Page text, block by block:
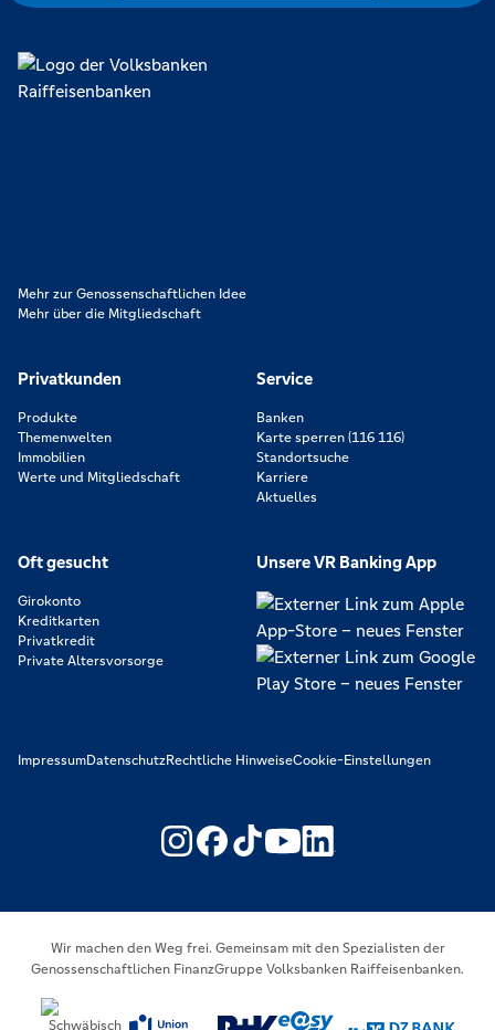
Mehr zur Genossenschaftlichen Idee
Mehr über die Mitgliedschaft
Privatkunden
Produkte
Themenwelten
Immobilien
Werte und Mitgliedschaft
Service
Banken
Karte sperren (116 116)
Standortsuche
Karriere
Aktuelles
Oft gesucht
Girokonto
Kreditkarten
Privatkredit
Private Altersvorsorge
Unsere VR Banking App
ImpressumDatenschutzRechtliche HinweiseCookie-Einstellungen
https://www.youtube.com/
https://
Wir machen den Weg frei. Gemeinsam mit den Spezialisten der
Genossenschaftlichen FinanzGruppe Volksbanken Raiffeisenbanken.